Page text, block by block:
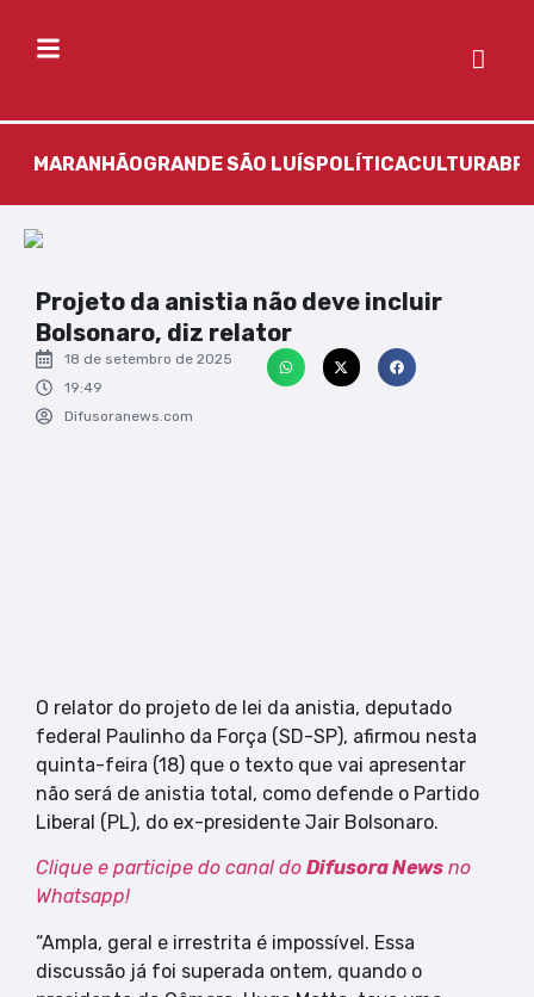
MARANHÃOGRANDE SÃO LUÍSPOLÍTICACULTURA
Projeto da anistia não deve incluir
Bolsonaro, diz relator
18 de setembro de 2025
19:49
Difusoranews.com
O relator do projeto de lei da anistia, deputado
federal Paulinho da Força (SD-SP), afirmou nesta
quinta-feira (18) que o texto que vai apresentar
não será de anistia total, como defende o Partido
Liberal (PL), do ex-presidente Jair Bolsonaro.
Clique e participe do canal do Difusora News no
Whatsapp!
“Ampla, geral e irrestrita é impossível. Essa
discussão já foi superada ontem, quando o